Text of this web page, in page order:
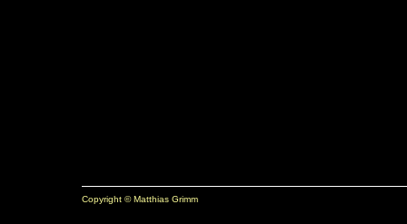
Copyright © Matthias Grimm